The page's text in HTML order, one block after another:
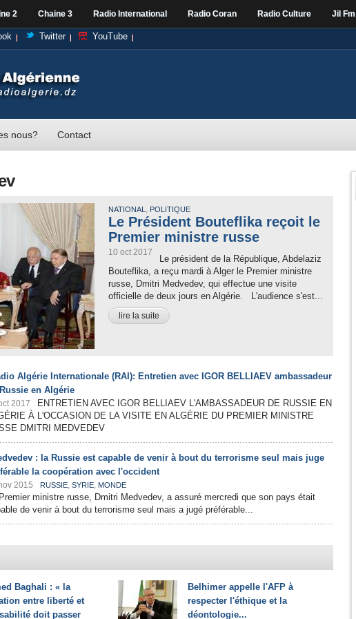
2 Chaine 3 Radio International Radio Coran Radio Culture Jil Fm
Twitter YouTube
nous? Contact
NATIONAL , POLITIQUE
Le Président Bouteflika reçoit le
Premier ministre russe
10 oct 2017
Le président de la République, Abdelaziz
Bouteflika, a reçu mardi à Alger le Premier ministre
russe, Dmitri Medvedev, qui effectue une visite
officielle de deux jours en Algérie. L'audience s'est...
lire la suite
Algérie Internationale (RAI): Entretien avec IGOR BELLIAEV ambassadeur
en Algérie
2017
ENTRETIEN AVEC IGOR BELLIAEV L'AMBASSADEUR DE RUSSIE EN
À L'OCCASION DE LA VISITE EN ALGÉRIE DU PREMIER MINISTRE
DMITRI MEDVEDEV
: la Russie est capable de venir à bout du terrorisme seul mais juge
la coopération avec l'occident
2015 RUSSIE, SYRIE, MONDE
ministre russe, Dmitri Medvedev, a assuré mercredi que son pays était
de venir à bout du terrorisme seul mais a jugé préférable...
Baghali : « la
entre liberté et
doit passer
Belhimer appelle l'AFP à
respecter l'éthique et la
déontologie...